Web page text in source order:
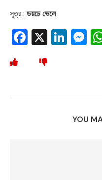
সূত্র : ডয়চে ভেলে
Facebook
X
YOU